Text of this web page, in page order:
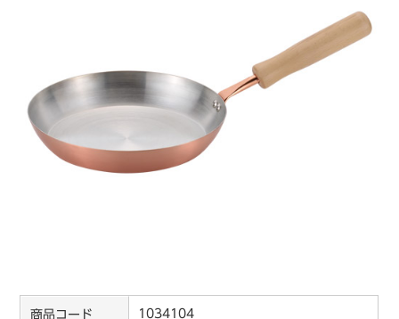
商品コード 1034104